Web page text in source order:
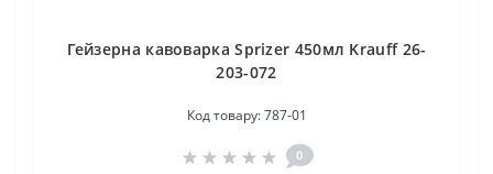
Гейзерна кавоварка Sprizer 450мл Krauff 26-
203-072
Код товару:787-01
0